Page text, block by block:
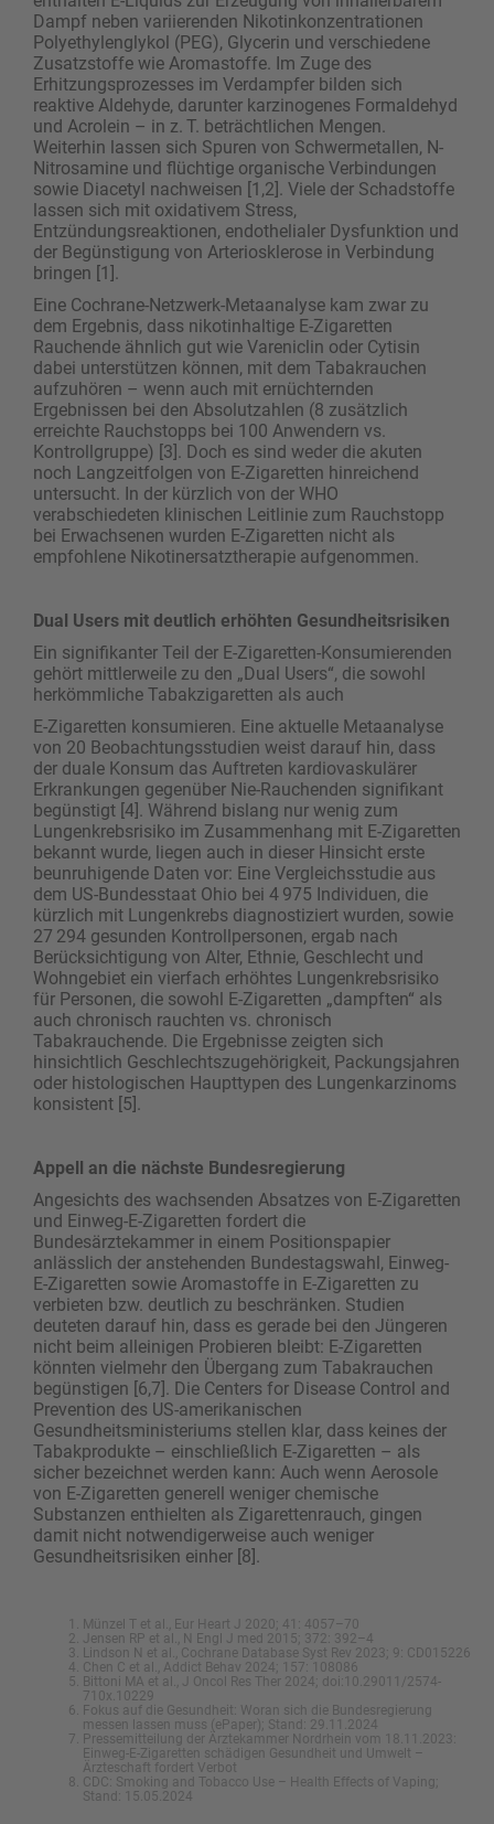
Dampf neben variierenden Nikotinkonzentrationen
Polyethylenglykol (PEG), Glycerin und verschiedene
Zusatzstoffe wie Aromastoffe. Im Zuge des
Erhitzungsprozesses im Verdampfer bilden sich
reaktive Aldehyde, darunter karzinogenes Formaldehyd
und Acrolein – in z. T. beträchtlichen Mengen.
Weiterhin lassen sich Spuren von Schwermetallen, N-
Nitrosa­mine und flüchtige organische Verbindungen
sowie Diacetyl nachweisen [1,2]. Viele der Schadstoffe
­lassen sich mit oxidativem Stress,
Entzündungsreaktionen, endothelialer Dysfunktion und
der Begünstigung von Arteriosklerose in Verbindung
bringen [1].
Eine Cochrane-Netzwerk-Metaanalyse kam zwar zu
dem Ergebnis, dass nikotinhaltige E-Zigaretten
Rauchende ähnlich gut wie Vareniclin oder Cytisin
dabei unterstützen können, mit dem Tabakrauchen
aufzuhören – wenn auch mit ernüchternden
Ergebnissen bei den Absolutzahlen (8 zusätzlich
erreichte Rauchstopps bei 100 Anwendern vs.
Kontrollgruppe) [3]. Doch es sind weder die akuten
noch Langzeitfolgen von E-Zigaretten hinreichend
untersucht. In der kürzlich von der WHO
verabschiedeten klinischen Leitlinie zum Rauchstopp
bei Erwachsenen wurden E-Zigaretten nicht als
empfohlene Nikotinersatztherapie aufgenommen.
Dual Users mit deutlich erhöhten Gesundheitsrisiken
Ein signifikanter Teil der E-Zigaretten-Konsumierenden
gehört mittlerweile zu den „Dual Users“, die sowohl
herkömmliche Tabakzigaretten als auch
E-Zigaretten konsumieren. Eine aktuelle Meta­analyse
von 20 Beobachtungsstudien weist darauf hin, dass
der duale Konsum das Auftreten kardiovaskulärer
Erkrankungen gegenüber Nie-Rauchenden signifikant
begünstigt [4]. Während bislang nur wenig zum
Lungenkrebsrisiko im Zusammenhang mit E-Zigaretten
bekannt wurde, liegen auch in dieser Hinsicht erste
beunruhigende Daten vor: Eine Vergleichsstudie aus
dem US-Bundesstaat Ohio bei 4 975 Individuen, die
kürzlich mit Lungenkrebs diagnostiziert wurden, sowie
27 294 gesunden Kontrollpersonen, ergab nach
Berücksichtigung von Alter, Ethnie, Geschlecht und
Wohngebiet ein vierfach erhöhtes Lungenkrebsrisiko
für Personen, die sowohl E-Zigaretten „dampften“ als
auch chronisch rauchten vs. chronisch
Tabakrauchende. Die Ergebnisse zeigten sich
hinsichtlich Geschlechtszugehörigkeit, Packungsjahren
oder histologischen Haupttypen des Lungenkarzinoms
konsistent [5].
Appell an die nächste Bundesregierung
Angesichts des wachsenden Absatzes von E-Zigaretten
und Einweg-E-Zigaretten fordert die
Bundesärztekammer in einem Positionspapier
anlässlich der anstehenden Bundestagswahl, Einweg-
E-Zigaretten sowie Aromastoffe in E-Zigaretten zu
verbieten bzw. deutlich zu beschränken. Studien
deuteten darauf hin, dass es gerade bei den Jüngeren
nicht beim alleinigen Probieren bleibt: E-Zigaretten
könnten vielmehr den Übergang zum Tabakrauchen
begünstigen [6,7]. Die Centers for Disease Control and
Prevention des US-amerikanischen
Gesundheitsministeriums stellen klar, dass keines der
Tabakprodukte – einschließlich E-Zigaretten – als
sicher bezeichnet werden kann: Auch wenn Aerosole
von E-Zigaretten generell weniger chemische
Substanzen enthielten als Zigarettenrauch, gingen
damit nicht notwendigerweise auch weniger
Gesundheitsrisiken einher [8].
Münzel T et al., Eur Heart J 2020; 41: 4057–70
Jensen RP et al., N Engl J med 2015; 372: 392–4
Lindson N et al., Cochrane Database Syst Rev 2023; 9: CD015226
Chen C et al., Addict Behav 2024; 157: 108086
Bittoni MA et al., J Oncol Res Ther 2024; doi:10.29011/2574-
710x.10229
Fokus auf die Gesundheit: Woran sich die Bundesregierung
messen lassen muss (ePaper); Stand: 29.11.2024
Pressemitteilung der Ärztekammer Nordrhein vom 18.11.2023:
Einweg-E-Zigaretten schädigen Gesundheit und Umwelt –
Ärzteschaft fordert Verbot
CDC: Smoking and Tobacco Use – Health Effects of Vaping;
Stand: 15.05.2024